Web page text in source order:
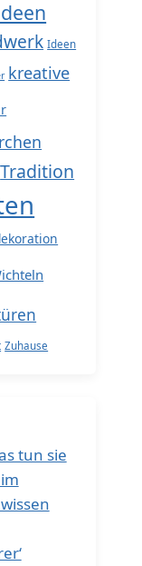
Ideen
kreative
Tradition
Zuhause
tun sie